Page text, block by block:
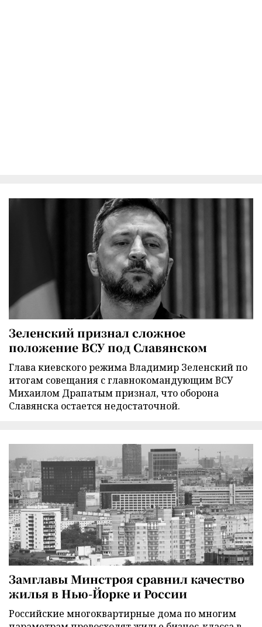
Зеленский признал сложное
положение ВСУ под Славянском
Глава киевского режима Владимир Зеленский по
итогам совещания с главнокомандующим ВСУ
Михаилом Драпатым признал, что оборона
Славянска остается недостаточной.
Замглавы Минстроя сравнил качество
жилья в Нью-Йорке и России
Российские многоквартирные дома по многим